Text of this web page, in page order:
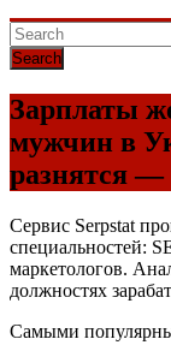
Зарплаты
мужчин в
разнятся —
Сервис Serpstat
специальностей:
маркетологов.
должностях
Самыми